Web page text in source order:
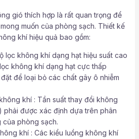
gió thích hợp là rất quan trọng để
muốn của phòng sạch. Thiết kế
khí hiệu quả bao gồm:
lọc không khí dạng hạt hiệu suất cao
không khí dạng hạt cực thấp
để loại bỏ các chất gây ô nhiễm
khí : Tần suất thay đổi không
phải được xác định dựa trên phân
phòng sạch.
khí : Các kiểu luồng không khí